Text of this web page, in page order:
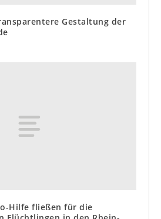
Gestaltung der
Hilfe fließen für die